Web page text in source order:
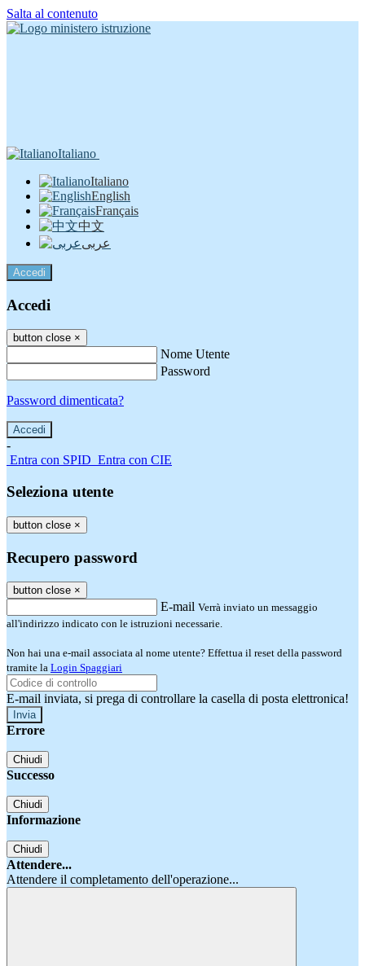
Salta al contenuto
Italiano
Italiano
English
Français
中文
عربى
Accedi
Accedi
button close ×
Nome Utente
Password
Password dimenticata?
-
Entra con SPID Entra con CIE
Seleziona utente
button close ×
Recupero password
button close ×
E-mail Verrà inviato un messaggio
all'indirizzo indicato con le istruzioni necessarie.
Non hai una e-mail associata al nome utente? Effettua il reset della password
tramite la Login Spaggiari
E-mail inviata, si prega di controllare la casella di posta elettronica!
Errore
Chiudi
Successo
Chiudi
Informazione
Chiudi
Attendere...
Attendere il completamento dell'operazione...